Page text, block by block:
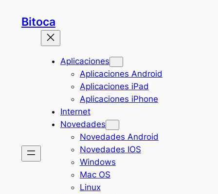
Bitoca
Aplicaciones
Aplicaciones Android
Aplicaciones iPad
Aplicaciones iPhone
Internet
Novedades
Novedades Android
Novedades IOS
Windows
Mac OS
Linux